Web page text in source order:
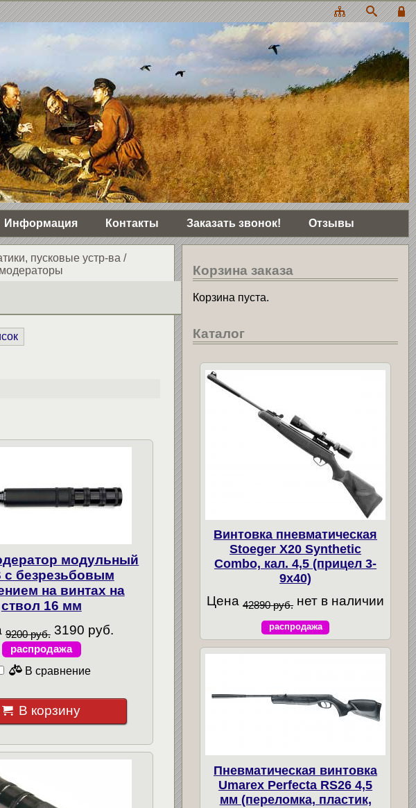
Информация Контакты Заказать звонок! Отзывы
пусковые устр-ва /
модульный
с безрезьбовым
на винтах на
ствол 16 мм
9200 руб. 3190 руб.
распродажа
В сравнение
В корзину
Корзина заказа
Корзина пуста.
Каталог
Винтовка пневматическая
Stoeger X20 Synthetic
Combo, кал. 4,5 (прицел 3-
9х40)
Цена 42890 руб. нет в наличии
распродажа
Пневматическая винтовка
Umarex Perfecta RS26 4,5
мм (переломка, пластик,